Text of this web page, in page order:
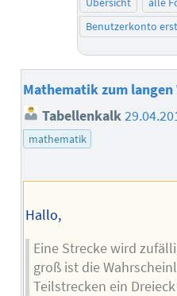
Benutzerkonto
Mathematik zum langen
Tabellenkalk
mathematik
Hallo,
Eine Strecke wird
groß ist die
Teilstrecken ein